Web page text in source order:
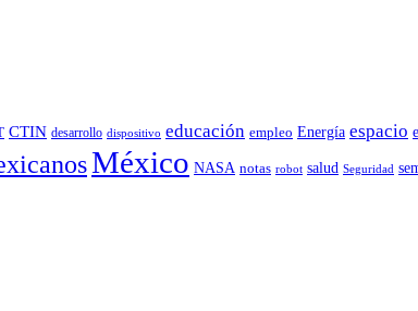
CTIN desarrollo dispositivo educación empleo Energía espacio
México NASA notas robot salud Seguridad